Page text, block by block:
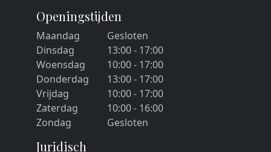
Openingstijden
Maandag
Gesloten
Dinsdag
13:00 - 17:00
Woensdag
10:00 - 17:00
Donderdag
13:00 - 17:00
Vrijdag
10:00 - 17:00
Zaterdag
10:00 - 16:00
Zondag
Gesloten
Juridisch